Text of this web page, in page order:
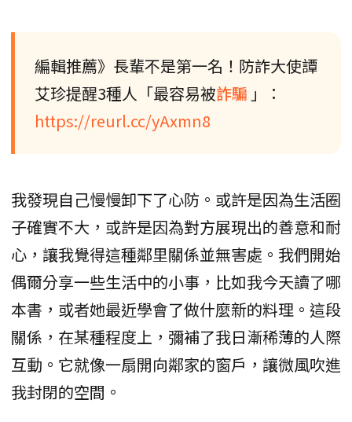
編輯推薦》長輩不是第一名！防詐大使譚
艾珍提醒3種人「最容易被詐騙 」：
https://reurl.cc/yAxmn8
我發現自己慢慢卸下了心防。或許是因為生活圈
子確實不大，或許是因為對方展現出的善意和耐
心，讓我覺得這種鄰里關係並無害處。我們開始
偶爾分享一些生活中的小事，比如我今天讀了哪
本書，或者她最近學會了做什麼新的料理。這段
關係，在某種程度上，彌補了我日漸稀薄的人際
互動。它就像一扇開向鄰家的窗戶，讓微風吹進
我封閉的空間。